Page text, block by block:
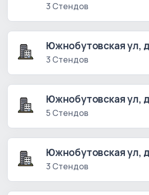
3 Стендов
Южнобутовская ул,
3 Стендов
Южнобутовская ул,
5 Стендов
Южнобутовская ул,
3 Стендов